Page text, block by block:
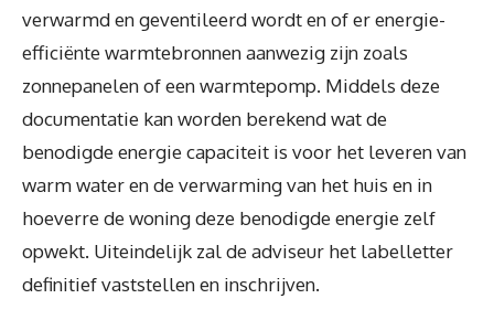
verwarmd en geventileerd wordt en of er energie-
efficiënte warmtebronnen aanwezig zijn zoals
zonnepanelen of een warmtepomp. Middels deze
documentatie kan worden berekend wat de
benodigde energie capaciteit is voor het leveren van
warm water en de verwarming van het huis en in
hoeverre de woning deze benodigde energie zelf
opwekt. Uiteindelijk zal de adviseur het labelletter
definitief vaststellen en inschrijven.